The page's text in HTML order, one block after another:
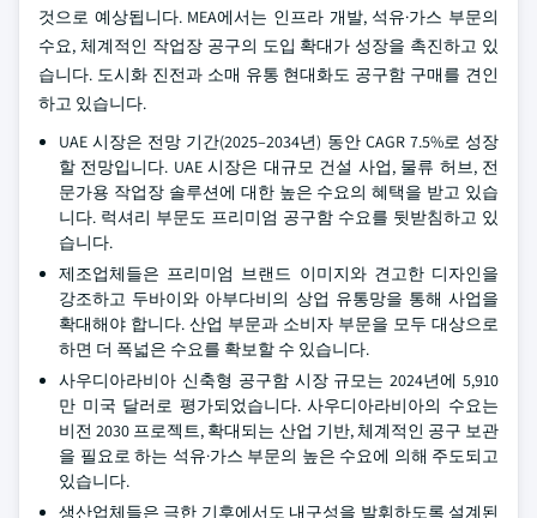
것으로 예상됩니다. MEA에서는 인프라 개발, 석유·가스 부문의
수요, 체계적인 작업장 공구의 도입 확대가 성장을 촉진하고 있
습니다. 도시화 진전과 소매 유통 현대화도 공구함 구매를 견인
하고 있습니다.
UAE 시장은 전망 기간(2025–2034년) 동안 CAGR 7.5%로 성장
할 전망입니다. UAE 시장은 대규모 건설 사업, 물류 허브, 전
문가용 작업장 솔루션에 대한 높은 수요의 혜택을 받고 있습
니다. 럭셔리 부문도 프리미엄 공구함 수요를 뒷받침하고 있
습니다.
제조업체들은 프리미엄 브랜드 이미지와 견고한 디자인을
강조하고 두바이와 아부다비의 상업 유통망을 통해 사업을
확대해야 합니다. 산업 부문과 소비자 부문을 모두 대상으로
하면 더 폭넓은 수요를 확보할 수 있습니다.
사우디아라비아 신축형 공구함 시장 규모는 2024년에 5,910
만 미국 달러로 평가되었습니다. 사우디아라비아의 수요는
비전 2030 프로젝트, 확대되는 산업 기반, 체계적인 공구 보관
을 필요로 하는 석유·가스 부문의 높은 수요에 의해 주도되고
있습니다.
생산업체들은 극한 기후에서도 내구성을 발휘하도록 설계된